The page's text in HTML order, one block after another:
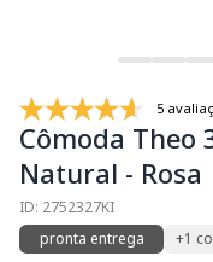
5
Cômoda Theo
Natural - Rosa
ID: 2752327KI
pronta entrega
+1